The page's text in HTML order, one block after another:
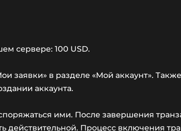
сервере: 100 USD.
заявки» в разделе «Мой аккаунт».
аккаунта.
ими. После завершения
действительной. Процесс включения